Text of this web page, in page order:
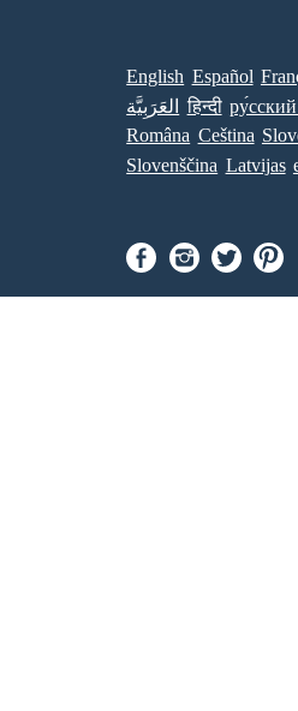
English Español
العَرَبِيَّة
हिन्दी
Româna Ceština
Slovenščina Latvijas